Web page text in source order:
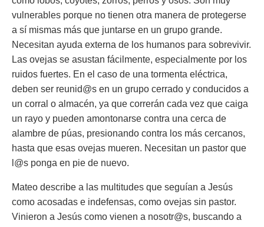
vulnerables porque no tienen otra manera de protegerse
a sí mismas más que juntarse en un grupo grande.
Necesitan ayuda externa de los humanos para sobrevivir.
Las ovejas se asustan fácilmente, especialmente por los
ruidos fuertes. En el caso de una tormenta eléctrica,
deben ser reunid@s en un grupo cerrado y conducidos a
un corral o almacén, ya que correrán cada vez que caiga
un rayo y pueden amontonarse contra una cerca de
alambre de púas, presionando contra los más cercanos,
hasta que esas ovejas mueren. Necesitan un pastor que
l@s ponga en pie de nuevo.
Mateo describe a las multitudes que seguían a Jesús
como acosadas e indefensas, como ovejas sin pastor.
Vinieron a Jesús como vienen a nosotr@s, buscando a